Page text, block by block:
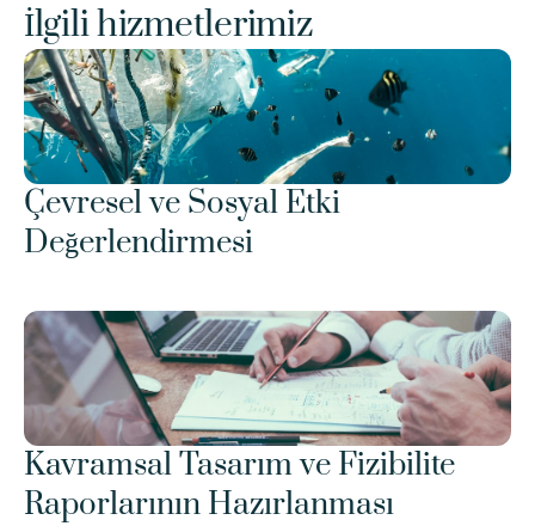
İlgili hizmetlerimiz
Çevresel ve Sosyal Etki
Değerlendirmesi
Kavramsal Tasarım ve Fizibilite
Raporlarının Hazırlanması